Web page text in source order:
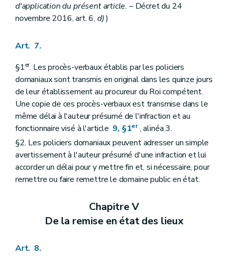
d'application du présent article. – Décret du 24
novembre 2016, art. 6, d))
Art. 7.
§1er. Les procès-verbaux établis par les policiers
domaniaux sont transmis en original dans les quinze jours
de leur établissement au procureur du Roi compétent.
Une copie de ces procès-verbaux est transmise dans le
même délai à l'auteur présumé de l'infraction et au
fonctionnaire visé à l'article 9, §1er , alinéa 3.
§2. Les policiers domaniaux peuvent adresser un simple
avertissement à l'auteur présumé d'une infraction et lui
accorder un délai pour y mettre fin et, si nécessaire, pour
remettre ou faire remettre le domaine public en état.
Chapitre V
De la remise en état des lieux
Art. 8.